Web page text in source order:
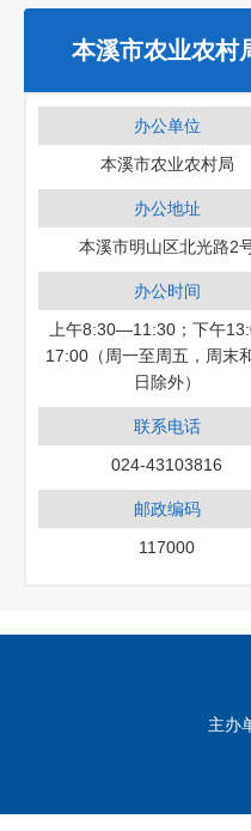
本溪市农业农村
办公单位
本溪市农业农村局
办公地址
本溪市明山区北光路2
办公时间
上午8:30—11:30；下午
17:00（周一至周五，周末
日除外）
联系电话
024-43103816
邮政编码
117000
主办